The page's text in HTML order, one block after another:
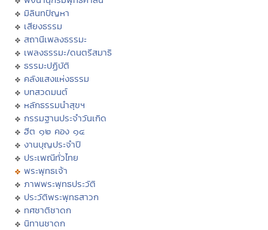
มิลินทปัญหา
เสียงธรรม
สถานีเพลงธรรมะ
เพลงธรรมะ/ดนตรีสมาธิ
ธรรมะปฏิบัติ
คลังแสงแห่งธรรม
บทสวดมนต์
หลักธรรมนำสุขฯ
กรรมฐานประจำวันเกิด
ฮีต ๑๒ คอง ๑๔
งานบุญประจำปี
ประเพณีทั่วไทย
พระพุทธเจ้า
ภาพพระพุทธประวัติ
ประวัติพระพุทธสาวก
ทศชาติชาดก
นิทานชาดก